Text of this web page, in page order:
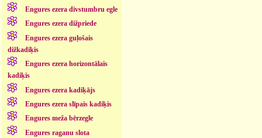
Engures ezera divstumbru egle
Engures ezera dižpriede
Engures ezera guļošais
dižkadiķis
Engures ezera horizontālais
kadiķis
Engures ezera kadiķājs
Engures ezera slīpais kadiķis
Engures meža bērzegle
Engures raganu slota